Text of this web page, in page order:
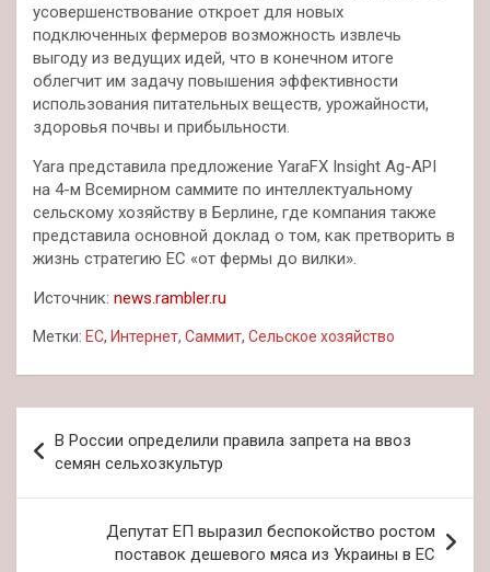
усовершенствование откроет для новых
подключенных фермеров возможность извлечь
выгоду из ведущих идей, что в конечном итоге
облегчит им задачу повышения эффективности
использования питательных веществ, урожайности,
здоровья почвы и прибыльности.
Yara представила предложение YaraFX Insight Ag-API
на 4-м Всемирном саммите по интеллектуальному
сельскому хозяйству в Берлине, где компания также
представила основной доклад о том, как претворить в
жизнь стратегию ЕС «от фермы до вилки».
Источник: news.rambler.ru
Метки: ЕС, Интернет, Саммит, Сельское хозяйство
по
записям
В России определили правила запрета на ввоз
семян сельхозкультур
Депутат ЕП выразил беспокойство ростом
поставок дешевого мяса из Украины в ЕС